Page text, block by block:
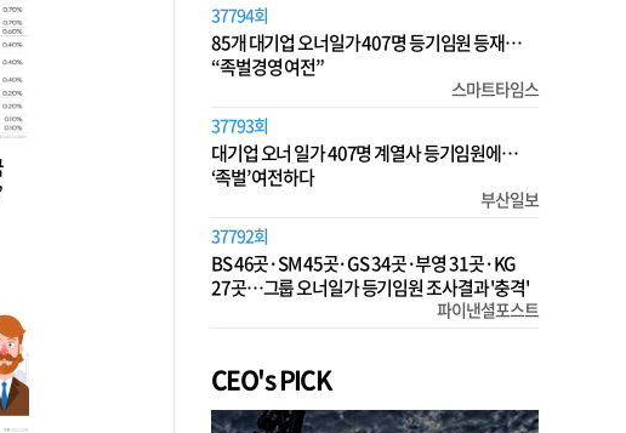
37794회
85개 대기업 오너일가 407명 등기임원 등재…
“족벌경영 여전”
스마트타임스
37793회
대기업 오너 일가 407명 계열사 등기임원에…
‘족벌’ 여전하다
부산일보
37792회
BS 46곳·SM 45곳·GS 34곳·부영 31곳·KG
27곳…그룹 오너일가 등기임원 조사결과 '충격'
파이낸셜포스트
CEO's PICK